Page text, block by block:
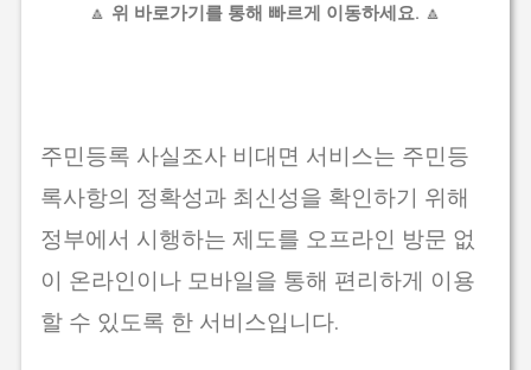
🔼 위 바로가기를 통해 빠르게 이동하세요. 🔼
주민등록 사실조사 비대면 서비스는 주민등
록사항의 정확성과 최신성을 확인하기 위해
정부에서 시행하는 제도를 오프라인 방문 없
이 온라인이나 모바일을 통해 편리하게 이용
할 수 있도록 한 서비스입니다.